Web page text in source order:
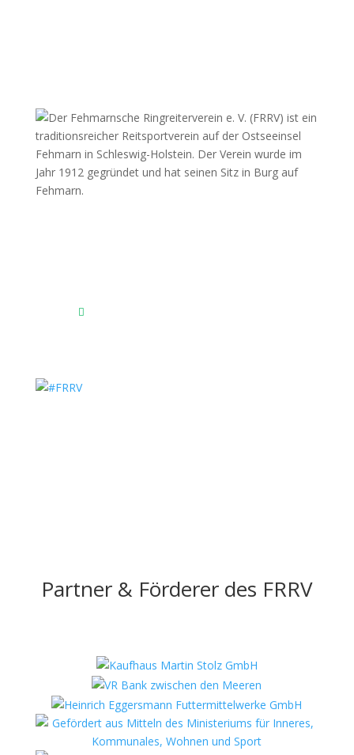

Partner & Förderer des FRRV